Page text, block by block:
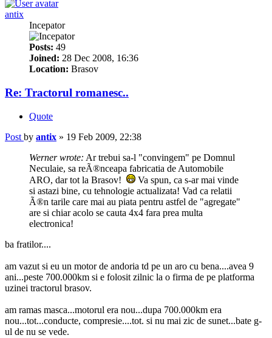
antix
Incepator
Posts: 49
Joined: 28 Dec 2008, 16:36
Location: Brasov
Re: Tractorul romanesc..
Quote
Post by antix » 19 Feb 2009, 22:38
Werner wrote: Ar trebui sa-l "convingem" pe Domnul
Neculaie, sa reÃ®nceapa fabricatia de Automobile
ARO, dar tot la Brasov!
Va spun, ca s-ar mai vinde
si astazi bine, cu tehnologie actualizata! Vad ca relatii
Ã®n tarile care mai au piata pentru astfel de "agregate"
are si chiar acolo se cauta 4x4 fara prea multa
electronica!
ba fratilor....
am vazut si eu un motor de andoria td pe un aro cu bena....avea 9
ani...peste 700.000km si e folosit zilnic la o firma de pe platforma
uzinei tractorul brasov.
am ramas masca...motorul era nou...dupa 700.000km era
nou...tot...conducte, compresie....tot. si nu mai zic de sunet...bate g-
ul de nu se vede.